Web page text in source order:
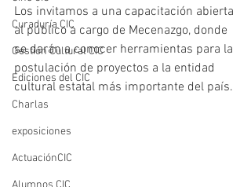
Curaduría CIC
Gestión Cultural CIC
Ediciones del CIC
Charlas
exposiciones
ActuaciónCIC
Los invitamos a una capacitación abierta
al público a cargo de Mecenazgo, donde
se darán a conocer herramientas para la
postulación de proyectos a la entidad
cultural estatal más importante del país.